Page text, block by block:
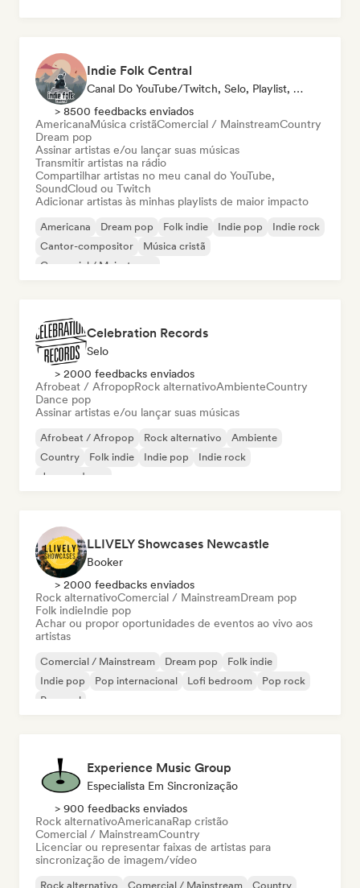
Indie Folk Central
Canal Do YouTube/Twitch, Selo, Playlist, Rádio
> 8500 feedbacks enviados
AmericanaMúsica cristãComercial / MainstreamCountry
Dream pop
Assinar artistas e/ou lançar suas músicas
Transmitir artistas na rádio
Compartilhar artistas no meu canal do YouTube,
SoundCloud ou Twitch
Adicionar artistas às minhas playlists de maior impacto
Americana Dream pop Folk indie Indie pop
Indie rock
Cantor-compositor
Música cristã
Comercial / Mainstream
Celebration Records
Selo
> 2000 feedbacks enviados
Afrobeat / AfropopRock alternativoAmbienteCountry
Dance pop
Assinar artistas e/ou lançar suas músicas
Afrobeat / Afropop Rock alternativo
Ambiente
Country
Folk indie Indie pop
Indie rock
Jazz moderno
LLIVELY Showcases Newcastle
Booker
> 2000 feedbacks enviados
Rock alternativoComercial / MainstreamDream pop
Folk indieIndie pop
Achar ou propor oportunidades de eventos ao vivo aos
artistas
Comercial / Mainstream Dream pop
Folk indie
Indie pop
Pop internacional Lofi bedroom
Pop rock
Pop soul
Experience Music Group
Especialista Em Sincronização
> 900 feedbacks enviados
Rock alternativoAmericanaRap cristão
Comercial / MainstreamCountry
Licenciar ou representar faixas de artistas para
sincronização de imagem/vídeo
Rock alternativo Comercial / Mainstream Country